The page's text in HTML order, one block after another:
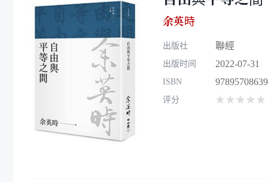
余英時
出版社 聯經
出版时间 2022-07-31
ISBN
评分 ★★★★★